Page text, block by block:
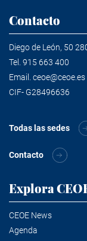
Contacto
Diego de León, 50
Tel. 915 663 400
Email. ceoe@ceoe.es
CIF- G28496636
Todas las sedes
Contacto
Explora
CEOE News
Agenda